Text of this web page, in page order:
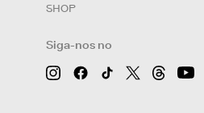
Siga-nos no
SHOP